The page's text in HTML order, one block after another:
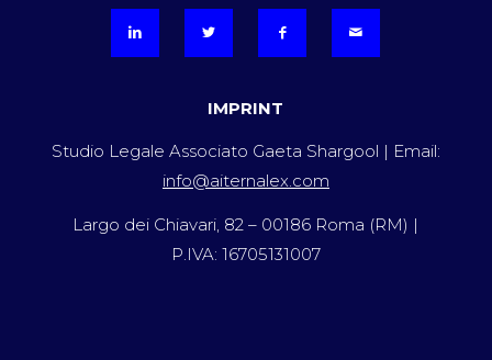
IMPRINT
Studio Legale Associato Gaeta Shargool | Email:
info@aiternalex.com
Largo dei Chiavari, 82 – 00186 Roma (RM) |
P.IVA: 16705131007